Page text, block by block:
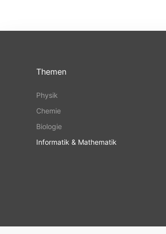
Themen
Physik
Chemie
Biologie
Informatik & Mathematik